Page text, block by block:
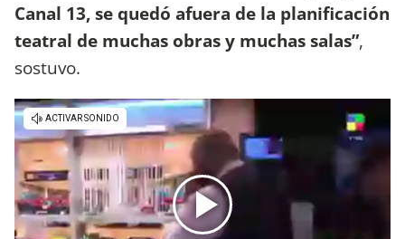
Canal 13, se quedó afuera de la planificación
teatral de muchas obras y muchas salas”,
sostuvo.